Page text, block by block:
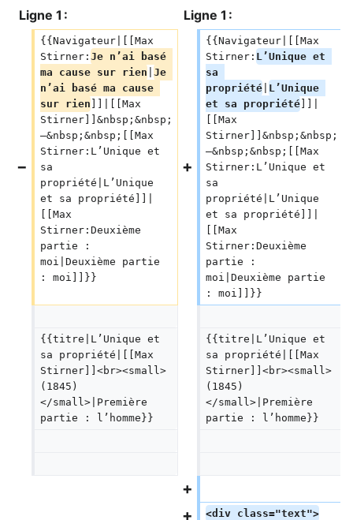
Ligne 1 :
Ligne 1 :
{{Navigateur|[[Max
Stirner: Je n’ai basé
ma cause sur rien Je
n’ai basé ma cause
sur rien ]]|[[Max
Stirner]]&nbsp;&nbsp;
—&nbsp;&nbsp;[[Max
Stirner:L’Unique et
sa
propriété|L’Unique
et sa propriété]]|
[[Max
Stirner:Deuxième
partie :
moi|Deuxième partie
: moi]]}}
{{Navigateur|[[Max
Stirner: L’Unique et
sa
propriété| L’Unique
et sa propriété]]|
[[Max
Stirner]]&nbsp;&nbsp;
—&nbsp;&nbsp;[[Max
Stirner:L’Unique et
sa
propriété|L’Unique
et sa propriété]]|
[[Max
Stirner:Deuxième
partie :
moi|Deuxième partie
: moi]]}}
{{titre|L’Unique et
sa propriété|[[Max
Stirner]]<br><small>
(1845)
</small>|Première
partie : l’homme}}
{{titre|L’Unique et
sa propriété|[[Max
Stirner]]<br><small>
(1845)
</small>|Première
partie : l’homme}}
<div class="text">